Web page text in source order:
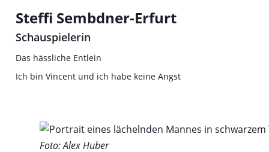
Steffi Sembdner-Erfurt
Schauspielerin
Das hässliche Entlein
Ich bin Vincent und ich habe keine Angst
Foto: Alex Huber